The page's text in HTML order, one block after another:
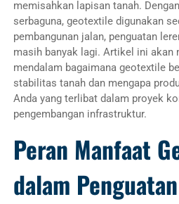
memisahkan lapisan tanah.
serbaguna, geotextile digunakan
pembangunan jalan, penguatan
masih banyak lagi. Artikel ini akan
mendalam bagaimana geotextile
stabilitas tanah dan mengapa
Anda yang terlibat dalam proyek
pengembangan infrastruktur.
Peran Manfaat
dalam